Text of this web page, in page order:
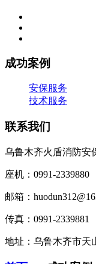
成功案例
安保服务
技术服务
联系我们
乌鲁木齐火盾消防安
座机：0991-2339880
邮箱：
传真：0991-2339881
地址：乌鲁木齐市天